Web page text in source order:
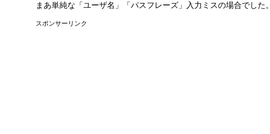
まあ単純な「ユーザ名」「パスフレーズ」入力ミスの場合でした。
スポンサーリンク